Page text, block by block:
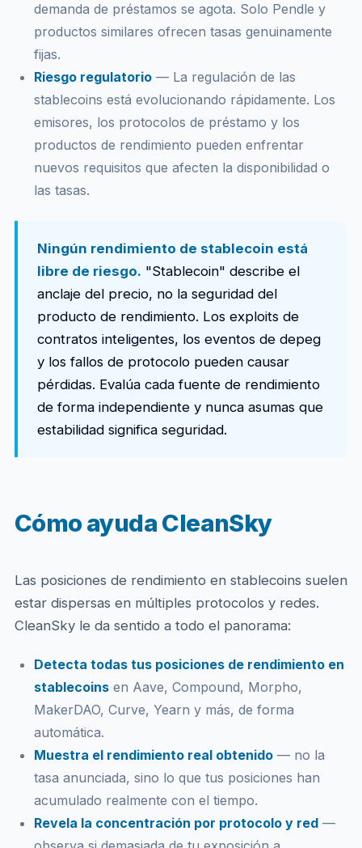
demanda de préstamos se agota. Solo Pendle y
productos similares ofrecen tasas genuinamente
fijas.
Riesgo regulatorio— La regulación de las
stablecoins está evolucionando rápidamente. Los
emisores, los protocolos de préstamo y los
productos de rendimiento pueden enfrentar
nuevos requisitos que afecten la disponibilidad o
las tasas.
Ningún rendimiento de stablecoin está
libre de riesgo. "Stablecoin" describe el
anclaje del precio, no la seguridad del
producto de rendimiento. Los exploits de
contratos inteligentes, los eventos de depeg
y los fallos de protocolo pueden causar
pérdidas. Evalúa cada fuente de rendimiento
de forma independiente y nunca asumas que
estabilidad significa seguridad.
Cómo ayuda CleanSky
Las posiciones de rendimiento en stablecoins suelen
estar dispersas en múltiples protocolos y redes.
CleanSky le da sentido a todo el panorama:
Detecta todas tus posiciones de rendimiento en
stablecoinsen Aave, Compound, Morpho,
MakerDAO, Curve, Yearn y más, de forma
automática.
Muestra el rendimiento real obtenido— no la
tasa anunciada, sino lo que tus posiciones han
acumulado realmente con el tiempo.
Revela la concentración por protocolo y red—